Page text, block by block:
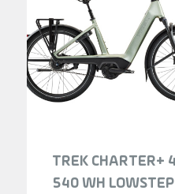
TREK CHARTER+
540 WH